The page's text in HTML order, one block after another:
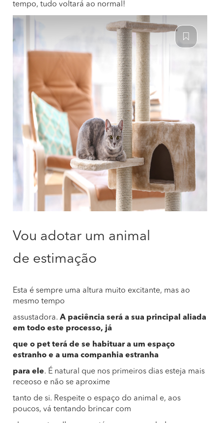
tempo, tudo voltará ao normal!
Vou adotar um animal
de estimação
Esta é sempre uma altura muito excitante, mas ao
mesmo tempo
assustadora. A paciência será a sua principal aliada
em todo este processo, já
que o pet terá de se habituar a um espaço
estranho e a uma companhia estranha
para ele. É natural que nos primeiros dias esteja mais
receoso e não se aproxime
tanto de si. Respeite o espaço do animal e, aos
poucos, vá tentando brincar com